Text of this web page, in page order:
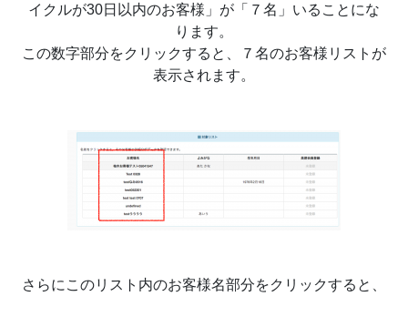
イクルが30日以内のお客様」が「７名」いることにな
ります。
この数字部分をクリックすると、７名のお客様リストが
表示されます。
さらにこのリスト内のお客様名部分をクリックすると、